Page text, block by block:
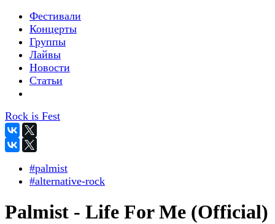
Фестивали
Концерты
Группы
Лайвы
Новости
Статьи
Rock is Fest
#palmist
#alternative-rock
Palmist - Life For Me (Official)